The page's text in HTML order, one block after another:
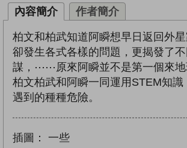
內容簡介 作者簡介
柏文和柏武知道阿瞬想早日返回外
卻發生各式各樣的問題，更揭發了
謀，⋯⋯原來阿瞬並不是第一個來地
柏文柏武和阿瞬一同運用STEM知識
遇到的種種危險。
插圖： 一些